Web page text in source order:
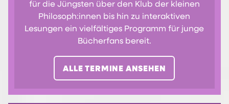
für die Jüngsten über den Klub der kleinen
Philosoph:innen bis hin zu interaktiven
Lesungen ein vielfältiges Programm für junge
Bücherfans bereit.
ALLE TERMINE ANSEHEN